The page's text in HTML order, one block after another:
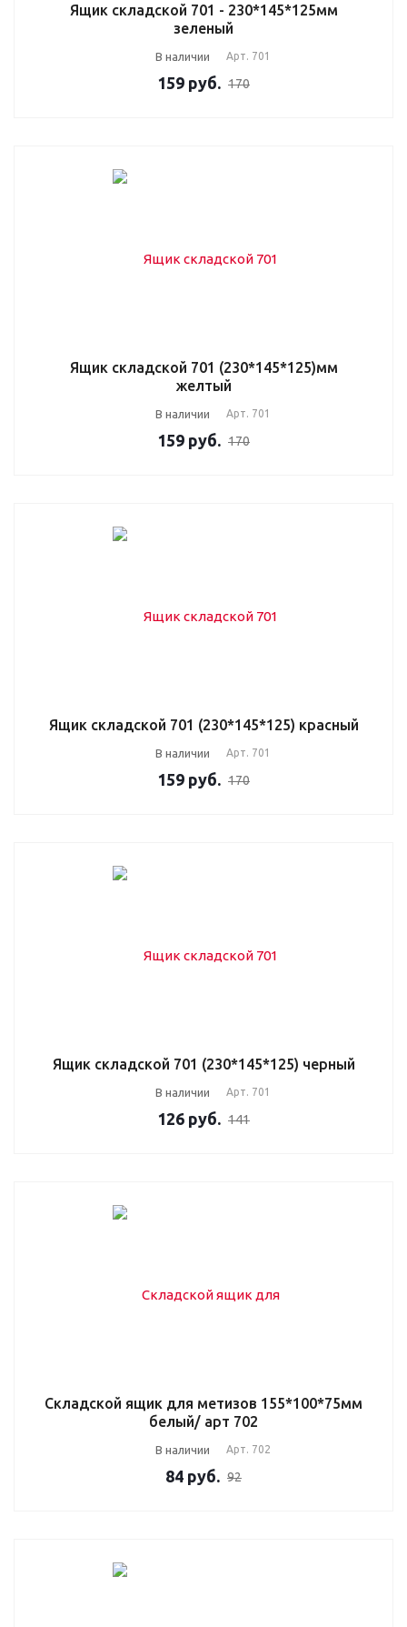
Ящик складской 701 - 230*145*125мм
зеленый
В наличии Арт. 701
159 руб. 170
Ящик складской 701 (230*145*125)мм
желтый
В наличии Арт. 701
159 руб. 170
Ящик складской 701 (230*145*125) красный
В наличии Арт. 701
159 руб. 170
Ящик складской 701 (230*145*125) черный
В наличии Арт. 701
126 руб. 141
Складской ящик для метизов 155*100*75мм
белый/ арт 702
В наличии Арт. 702
84 руб. 92